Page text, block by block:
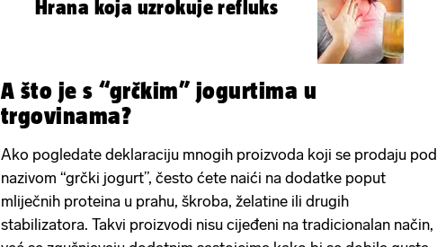
Hrana koja uzrokuje refluks
A što je s “grčkim” jogurtima u
trgovinama?
Ako pogledate deklaraciju mnogih proizvoda koji se prodaju pod
nazivom “grčki jogurt”, često ćete naići na dodatke poput
mliječnih proteina u prahu, škroba, želatine ili drugih
stabilizatora. Takvi proizvodi nisu cijeđeni na tradicionalan način,